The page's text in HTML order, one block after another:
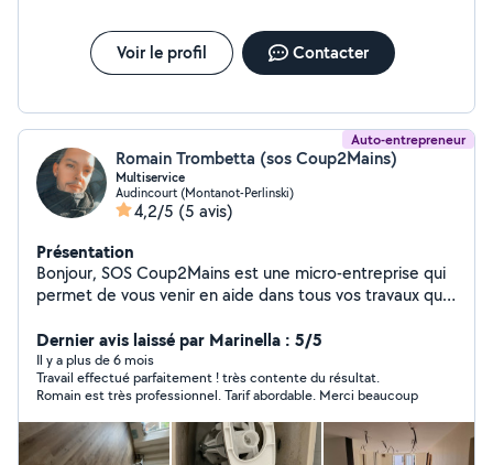
Voir le profil Contacter
Auto-entrepreneur
Romain Trombetta (sos Coup2Mains)
Multiservice
Audincourt (Montanot-Perlinski)
4,2/5 (5 avis)
Présentation
Bonjour, SOS Coup2Mains est une micro-entreprise qui
permet de vous venir en aide dans tous vos travaux que
disposition du lundi au jeudi de Pour tout
renseignement, n'hésitez pas à me contacter par
téléphone ou message privé. Les devis sont gratuits.
Cordialement. Peinture, placo, bande à joints, pose de
sol , nettoyage haute pressions, etc
Dernier avis laissé par Marinella : 5/5
Il y a plus de 6 mois
Travail effectué parfaitement ! très contente du résultat.
Romain est très professionnel. Tarif abordable. Merci beaucoup